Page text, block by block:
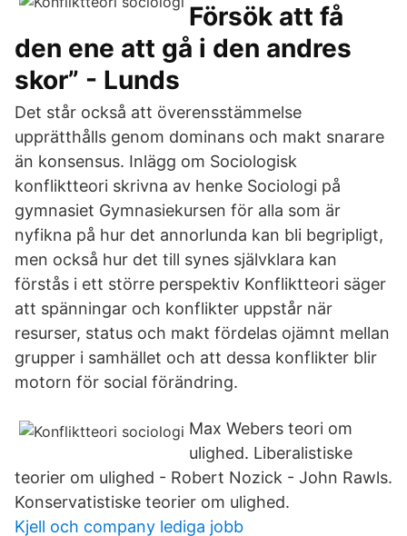
Försök att få
den ene att gå i den andres
skor” - Lunds
Det står också att överensstämmelse
upprätthålls genom dominans och makt snarare
än konsensus. Inlägg om Sociologisk
konfliktteori skrivna av henke Sociologi på
gymnasiet Gymnasiekursen för alla som är
nyfikna på hur det annorlunda kan bli begripligt,
men också hur det till synes självklara kan
förstås i ett större perspektiv Konfliktteori säger
att spänningar och konflikter uppstår när
resurser, status och makt fördelas ojämnt mellan
grupper i samhället och att dessa konflikter blir
motorn för social förändring.
Max Webers teori om
ulighed. Liberalistiske
teorier om ulighed - Robert Nozick - John Rawls.
Konservatistiske teorier om ulighed.
Kjell och company lediga jobb